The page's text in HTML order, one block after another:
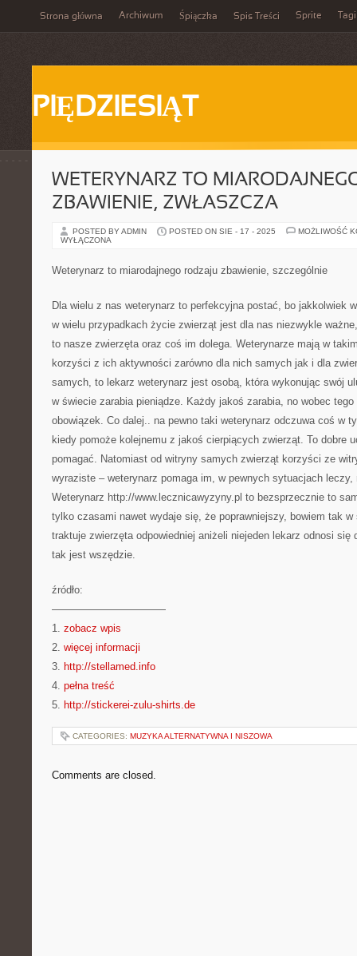
Strona główna Archiwum Śpiączka Spis Treści Sprite Tagi
PIĘDZIESIĄT
WETERYNARZ TO
ZBAWIENIE, ZWŁASZCZA
POSTED BY ADMIN POSTED ON SIE - 17 - 2025
MOŻLIWOŚĆ
WYŁĄCZONA
Weterynarz to miarodajnego rodzaju zbawienie, szczególnie
Dla wielu z nas weterynarz to perfekcyjna postać, bo jakkolwiek
w wielu przypadkach życie zwierząt jest dla nas niezwykle
to nasze zwierzęta oraz coś im dolega. Weterynarze mają w
korzyści z ich aktywności zarówno dla nich samych jak i dla
samych, to lekarz weterynarz jest osobą, która wykonując swój
w świecie zarabia pieniądze. Każdy jakoś zarabia, no wobec
obowiązek. Co dalej.. na pewno taki weterynarz odczuwa coś w
kiedy pomoże kolejnemu z jakoś cierpiących zwierząt. To dobre
pomagać. Natomiast od witryny samych zwierząt korzyści ze
wyraziste – weterynarz pomaga im, w pewnych sytuacjach
Weterynarz http://www.lecznicawyzyny.pl to bezsprzecznie to
tylko czasami nawet wydaje się, że poprawniejszy, bowiem tak
traktuje zwierzęta odpowiedniej aniżeli niejeden lekarz odnosi się
tak jest wszędzie.
źródło:
———————————
1. zobacz wpis
2. więcej informacji
3. http://stellamed.info
4. pełna treść
5. http://stickerei-zulu-shirts.de
CATEGORIES: MUZYKA ALTERNATYWNA I NISZOWA
Comments are closed.